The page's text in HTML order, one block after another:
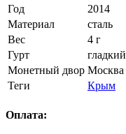
Год
2014
Материал
сталь
Вес
4 г
Гурт
гладкий
Монетный двор Москва
Теги
Крым
Оплата: